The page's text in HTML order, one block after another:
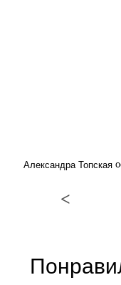
Александра Топская
<